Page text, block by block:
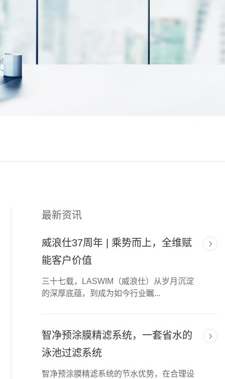
最新资讯
威浪仕37周年 | 乘势而上，全维赋
能客户价值
三十七载，LASWIM（威浪仕）从岁月沉淀
的深厚底蕴，到成为如今行业瞩...
智净预涂膜精滤系统，一套省水的
泳池过滤系统
智净预涂膜精滤系统的节水优势，在合理设